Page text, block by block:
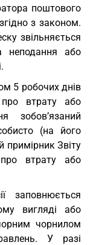
поштового
з законом.
звільняється
неподання або
5 робочих днів
втрату або
зобов’язаний
(на його
примірник Звіту
втрату або
заповнюється
вигляді або
чорнилом
У разі